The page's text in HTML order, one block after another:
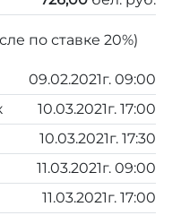
по ставке 20%)
09.02.2021г. 09:00
10.03.2021г. 17:00
10.03.2021г. 17:30
11.03.2021г. 09:00
11.03.2021г. 17:00